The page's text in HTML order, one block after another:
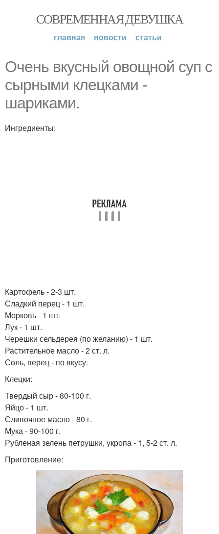
СОВРЕМЕННАЯ ДЕВУШКА
главная новости статьи
Очень вкусный овощной суп с
сырными клецками -
шариками.
Ингредиенты:
Картофель - 2-3 шт.
Сладкий перец - 1 шт.
Морковь - 1 шт.
Лук - 1 шт.
Черешки сельдерея (по желанию) - 1 шт.
Растительное масло - 2 ст. л.
Соль, перец - по вкусу.
Клецки:
Твердый сыр - 80-100 г.
Яйцо - 1 шт.
Сливочное масло - 80 г.
Мука - 90-100 г.
Рубленая зелень петрушки, укропа - 1, 5-2 ст. л.
Приготовление: